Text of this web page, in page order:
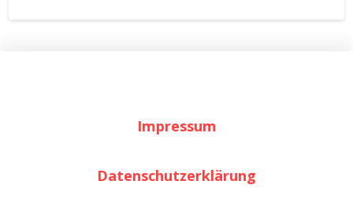
Impressum
Datenschutzerklärung